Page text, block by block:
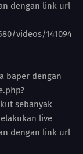
dengan link url
videos/141094
baper dengan
sebanyak
live
dengan link url